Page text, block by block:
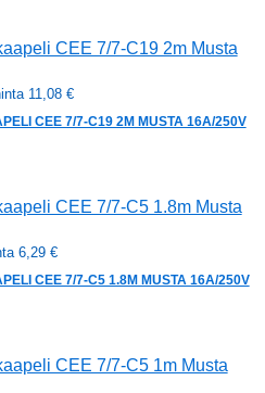
11,08 €
CEE 7/7-C19 2M MUSTA 16A/250V
6,29 €
CEE 7/7-C5 1.8M MUSTA 16A/250V